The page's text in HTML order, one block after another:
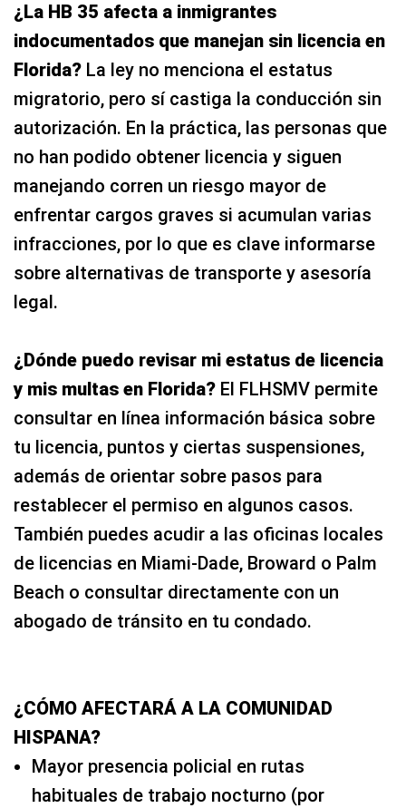
¿La HB 35 afecta a inmigrantes
indocumentados que manejan sin licencia en
Florida? La ley no menciona el estatus
migratorio, pero sí castiga la conducción sin
autorización. En la práctica, las personas que
no han podido obtener licencia y siguen
manejando corren un riesgo mayor de
enfrentar cargos graves si acumulan varias
infracciones, por lo que es clave informarse
sobre alternativas de transporte y asesoría
legal.
¿Dónde puedo revisar mi estatus de licencia
y mis multas en Florida? El FLHSMV permite
consultar en línea información básica sobre
tu licencia, puntos y ciertas suspensiones,
además de orientar sobre pasos para
restablecer el permiso en algunos casos.
También puedes acudir a las oficinas locales
de licencias en Miami‑Dade, Broward o Palm
Beach o consultar directamente con un
abogado de tránsito en tu condado.
¿CÓMO AFECTARÁ A LA COMUNIDAD
HISPANA?
Mayor presencia policial en rutas
habituales de trabajo nocturno (por